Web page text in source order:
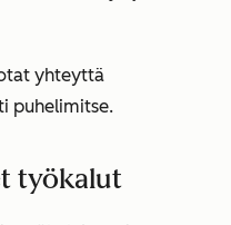
yhteyttä
puhelimitse.
työkalut